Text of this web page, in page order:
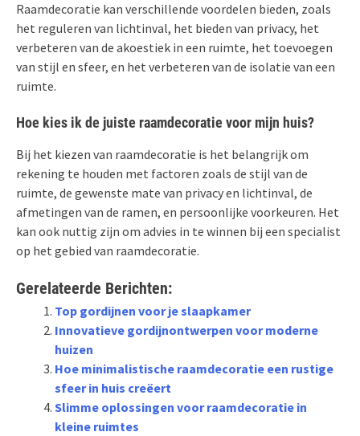
Raamdecoratie kan verschillende voordelen bieden, zoals
het reguleren van lichtinval, het bieden van privacy, het
verbeteren van de akoestiek in een ruimte, het toevoegen
van stijl en sfeer, en het verbeteren van de isolatie van een
ruimte.
Hoe kies ik de juiste raamdecoratie voor mijn huis?
Bij het kiezen van raamdecoratie is het belangrijk om
rekening te houden met factoren zoals de stijl van de
ruimte, de gewenste mate van privacy en lichtinval, de
afmetingen van de ramen, en persoonlijke voorkeuren. Het
kan ook nuttig zijn om advies in te winnen bij een specialist
op het gebied van raamdecoratie.
Gerelateerde Berichten:
Top gordijnen voor je slaapkamer
Innovatieve gordijnontwerpen voor moderne
huizen
Hoe minimalistische raamdecoratie een rustige
sfeer in huis creëert
Slimme oplossingen voor raamdecoratie in
kleine ruimtes